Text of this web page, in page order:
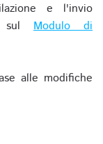
e l'invio
sul Modulo di
alle modifiche